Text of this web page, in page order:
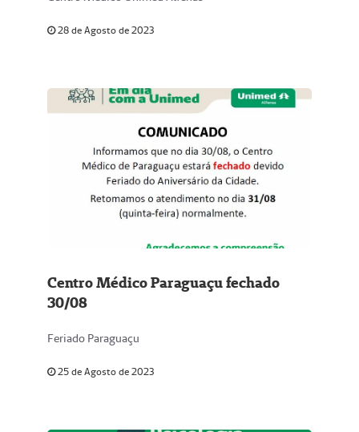
28 de Agosto de 2023
Centro Médico Paraguaçu fechado
30/08
Feriado Paraguaçu
25 de Agosto de 2023